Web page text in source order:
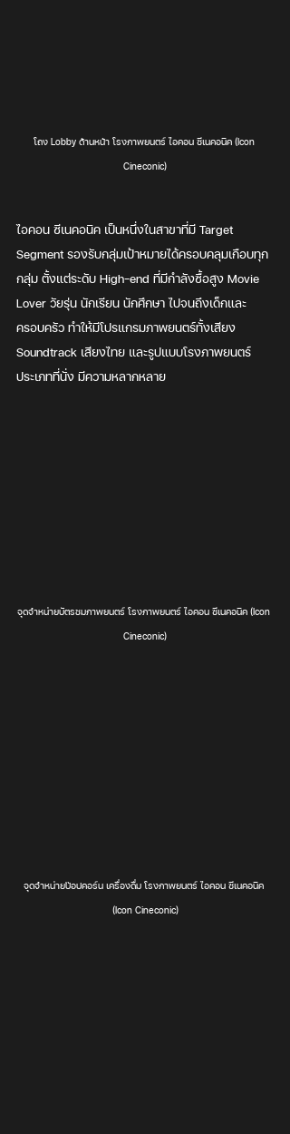
โถง Lobby ด้านหน้า โรงภาพยนตร์ ไอคอน ซีเนคอนิค (Icon
Cineconic)
ไอคอน ซีเนคอนิค เป็นหนึ่งในสาขาที่มี Target
Segment รองรับกลุ่มเป้าหมายได้ครอบคลุมเกือบทุก
กลุ่ม ตั้งแต่ระดับ High-end ที่มีกำลังซื้อสูง Movie
Lover วัยรุ่น นักเรียน นักศึกษา ไปจนถึงเด็กและ
ครอบครัว ทำให้มีโปรแกรมภาพยนตร์ทั้งเสียง
Soundtrack เสียงไทย และรูปแบบโรงภาพยนตร์
ประเภทที่นั่ง มีความหลากหลาย
จุดจำหน่ายบัตรชมภาพยนตร์ โรงภาพยนตร์ ไอคอน ซีเนคอนิค (Icon
Cineconic)
จุดจำหน่ายป๊อปคอร์น เครื่องดื่ม โรงภาพยนตร์ ไอคอน ซีเนคอนิค
(Icon Cineconic)